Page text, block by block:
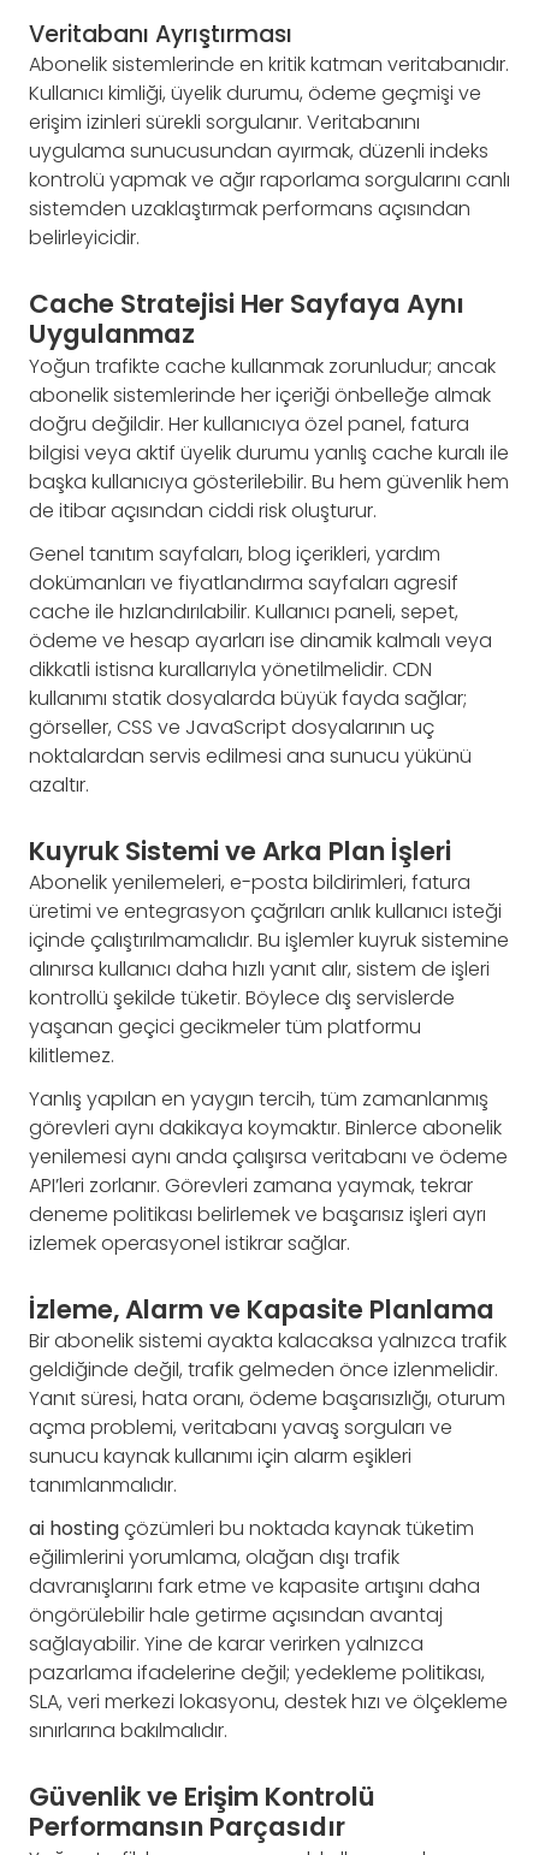
Veritabanı Ayrıştırması
Abonelik sistemlerinde en kritik katman veritabanıdır.
Kullanıcı kimliği, üyelik durumu, ödeme geçmişi ve
erişim izinleri sürekli sorgulanır. Veritabanını
uygulama sunucusundan ayırmak, düzenli indeks
kontrolü yapmak ve ağır raporlama sorgularını canlı
sistemden uzaklaştırmak performans açısından
belirleyicidir.
Cache Stratejisi Her Sayfaya Aynı
Uygulanmaz
Yoğun trafikte cache kullanmak zorunludur; ancak
abonelik sistemlerinde her içeriği önbelleğe almak
doğru değildir. Her kullanıcıya özel panel, fatura
bilgisi veya aktif üyelik durumu yanlış cache kuralı ile
başka kullanıcıya gösterilebilir. Bu hem güvenlik hem
de itibar açısından ciddi risk oluşturur.
Genel tanıtım sayfaları, blog içerikleri, yardım
dokümanları ve fiyatlandırma sayfaları agresif
cache ile hızlandırılabilir. Kullanıcı paneli, sepet,
ödeme ve hesap ayarları ise dinamik kalmalı veya
dikkatli istisna kurallarıyla yönetilmelidir. CDN
kullanımı statik dosyalarda büyük fayda sağlar;
görseller, CSS ve JavaScript dosyalarının uç
noktalardan servis edilmesi ana sunucu yükünü
azaltır.
Kuyruk Sistemi ve Arka Plan İşleri
Abonelik yenilemeleri, e-posta bildirimleri, fatura
üretimi ve entegrasyon çağrıları anlık kullanıcı isteği
içinde çalıştırılmamalıdır. Bu işlemler kuyruk sistemine
alınırsa kullanıcı daha hızlı yanıt alır, sistem de işleri
kontrollü şekilde tüketir. Böylece dış servislerde
yaşanan geçici gecikmeler tüm platformu
kilitlemez.
Yanlış yapılan en yaygın tercih, tüm zamanlanmış
görevleri aynı dakikaya koymaktır. Binlerce abonelik
yenilemesi aynı anda çalışırsa veritabanı ve ödeme
API’leri zorlanır. Görevleri zamana yaymak, tekrar
deneme politikası belirlemek ve başarısız işleri ayrı
izlemek operasyonel istikrar sağlar.
İzleme, Alarm ve Kapasite Planlama
Bir abonelik sistemi ayakta kalacaksa yalnızca trafik
geldiğinde değil, trafik gelmeden önce izlenmelidir.
Yanıt süresi, hata oranı, ödeme başarısızlığı, oturum
açma problemi, veritabanı yavaş sorguları ve
sunucu kaynak kullanımı için alarm eşikleri
tanımlanmalıdır.
ai hostingçözümleri bu noktada kaynak tüketim
eğilimlerini yorumlama, olağan dışı trafik
davranışlarını fark etme ve kapasite artışını daha
öngörülebilir hale getirme açısından avantaj
sağlayabilir. Yine de karar verirken yalnızca
pazarlama ifadelerine değil; yedekleme politikası,
SLA, veri merkezi lokasyonu, destek hızı ve ölçekleme
sınırlarına bakılmalıdır.
Güvenlik ve Erişim Kontrolü
Performansın Parçasıdır